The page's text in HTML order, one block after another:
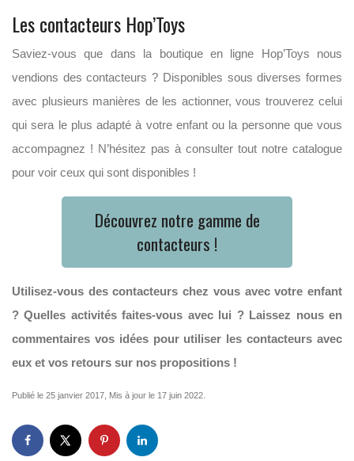
Les contacteurs Hop’Toys
Saviez-vous que dans la boutique en ligne Hop’Toys nous
vendions des contacteurs ? Disponibles sous diverses formes
avec plusieurs manières de les actionner, vous trouverez celui
qui sera le plus adapté à votre enfant ou la personne que vous
accompagnez ! N’hésitez pas à consulter tout notre catalogue
pour voir ceux qui sont disponibles !
Découvrez notre gamme de
contacteurs !
Utilisez-vous des contacteurs chez vous avec votre enfant
? Quelles activités faites-vous avec lui ? Laissez nous en
commentaires vos idées pour utiliser les contacteurs avec
eux et vos retours sur nos propositions !
Publié le 25 janvier 2017, Mis à jour le 17 juin 2022.